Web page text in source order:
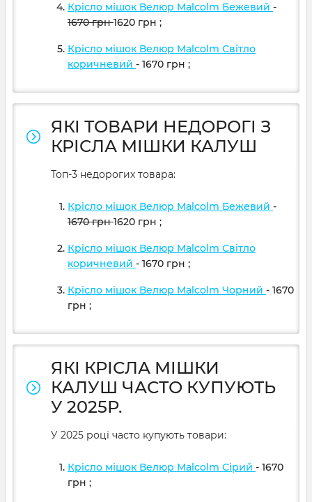
Крісло мішок Велюр Malcolm Бежевий -
1670грн1620 грн ;
Крісло мішок Велюр Malcolm Світло
коричневий - 1670 грн ;
ЯКІ ТОВАРИ НЕДОРОГІ З
КРІСЛА МІШКИ КАЛУШ
Топ-3 недорогих товара:
Крісло мішок Велюр Malcolm Бежевий -
1670грн1620 грн ;
Крісло мішок Велюр Malcolm Світло
коричневий - 1670 грн ;
Крісло мішок Велюр Malcolm Чорний - 1670
грн ;
ЯКІ КРІСЛА МІШКИ
КАЛУШ ЧАСТО КУПУЮТЬ
У 2025Р.
У 2025 році часто купують товари:
Крісло мішок Велюр Malcolm Сірий - 1670
грн ;